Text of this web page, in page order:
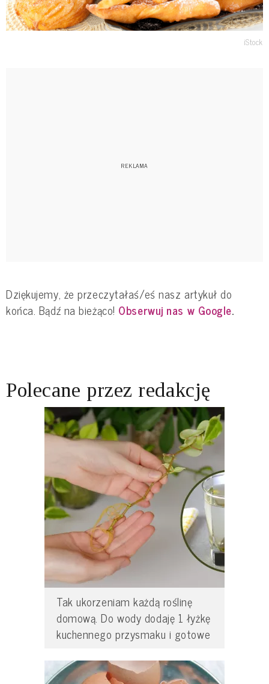
iStock
Dziękujemy, że przeczytałaś/eś nasz artykuł do
końca. Bądź na bieżąco! Obserwuj nas w Google.
Polecane przez redakcję
Tak ukorzeniam każdą roślinę
domową. Do wody dodaję 1 łyżkę
kuchennego przysmaku i gotowe